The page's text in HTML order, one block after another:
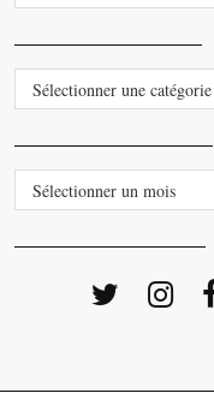
CATEGORIES
ARCHIVES